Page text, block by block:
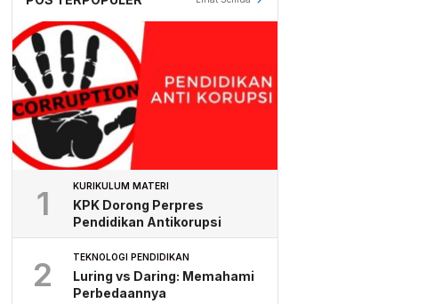
1 KURIKULUM MATERI
KPK Dorong Perpres
Pendidikan Antikorupsi
2 TEKNOLOGI PENDIDIKAN
Luring vs Daring: Memahami
Perbedaannya